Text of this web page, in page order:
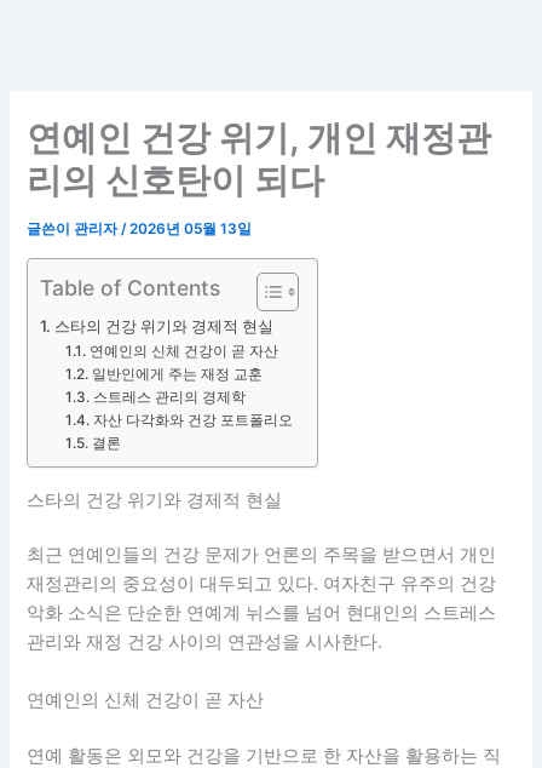
연예인 건강 위기, 개인 재정관
리의 신호탄이 되다
글쓴이관리자/2026년 05월 13일
Table of Contents
스타의 건강 위기와 경제적 현실
연예인의 신체 건강이 곧 자산
일반인에게 주는 재정 교훈
스트레스 관리의 경제학
자산 다각화와 건강 포트폴리오
결론
스타의 건강 위기와 경제적 현실
최근 연예인들의 건강 문제가 언론의 주목을 받으면서 개인
재정관리의 중요성이 대두되고 있다. 여자친구 유주의 건강
악화 소식은 단순한 연예계 뉘스를 넘어 현대인의 스트레스
관리와 재정 건강 사이의 연관성을 시사한다.
연예인의 신체 건강이 곧 자산
연예 활동은 외모와 건강을 기반으로 한 자산을 활용하는 직